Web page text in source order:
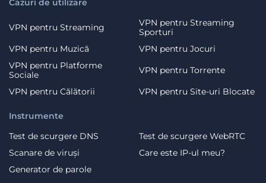
Cazuri de utilizare
VPN pentru Streaming
VPN pentru Streaming
Sporturi
VPN pentru Muzică
VPN pentru Jocuri
VPN pentru Platforme
Sociale
VPN pentru Torrente
VPN pentru Călătorii
VPN pentru Site-uri Blocate
Instrumente
Test de scurgere DNS
Test de scurgere WebRTC
Scanare de viruși
Care este IP-ul meu?
Generator de parole